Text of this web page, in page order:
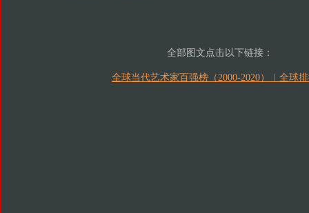
全部图文点击以下链接：
全球当代艺术家百强榜（2000-2020）︱全球